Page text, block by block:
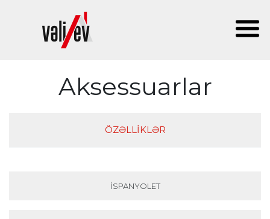
Aksessuarlar
ÖZƏLLIKLƏR
İSPANYOLET